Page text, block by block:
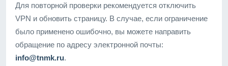
Для повторной проверки рекомендуется отключить
VPN и обновить страницу. В случае, если ограничение
было применено ошибочно, вы можете направить
обращение по адресу электронной почты:
info@tnmk.ru.